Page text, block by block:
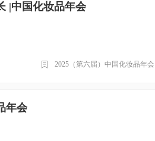
|中国化妆品年会
2025（第六届）中国化妆品年会
年会